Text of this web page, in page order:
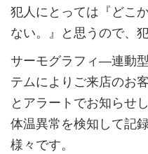
犯人にとっては『どこ
ない。』と思うので、
サーモグラフィ―連動
テムによりご来店のお
とアラートでお知らせ
体温異常を検知して記
様々です。